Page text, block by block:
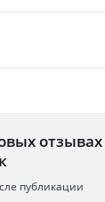
отзывах
публикации